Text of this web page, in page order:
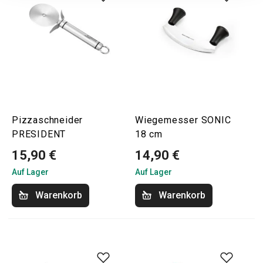
Pizzaschneider
PRESIDENT
15,90 €
Auf Lager
Warenkorb
Wiegemesser SONIC
18 cm
14,90 €
Auf Lager
Warenkorb